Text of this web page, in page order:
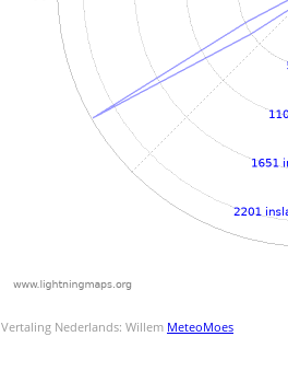
Vertaling Nederlands: Willem MeteoMoes